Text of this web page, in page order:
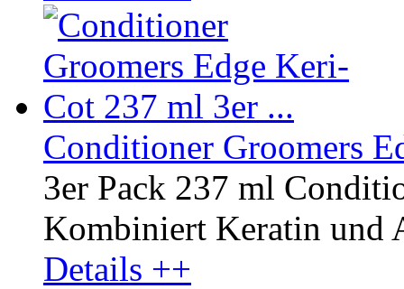
Conditioner Groomers
3er Pack 237 ml
Kombiniert Keratin und
Details ++